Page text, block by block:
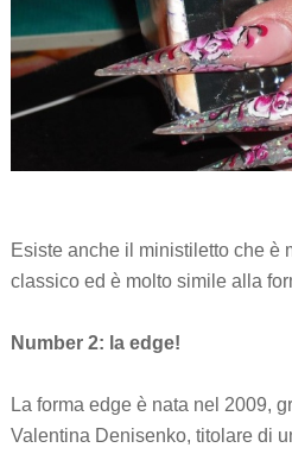
Esiste anche il ministiletto che è
classico ed è molto simile alla
Number 2: la edge!
La forma edge è nata nel 2009,
Valentina Denisenko, titolare di